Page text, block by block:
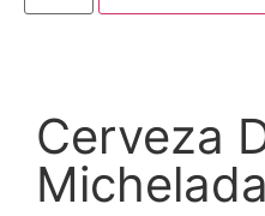
Cerveza
Michelada